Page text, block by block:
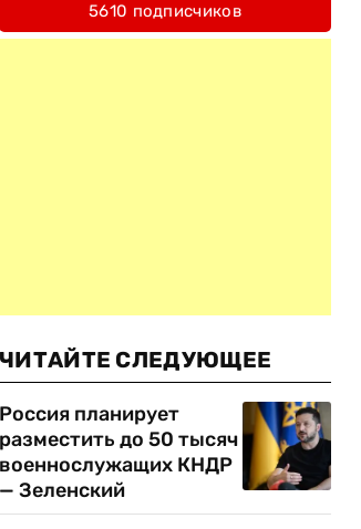
5610 подписчиков
ЧИТАЙТЕ СЛЕДУЮЩЕЕ
Россия планирует
разместить до 50 тысяч
военнослужащих КНДР
— Зеленский